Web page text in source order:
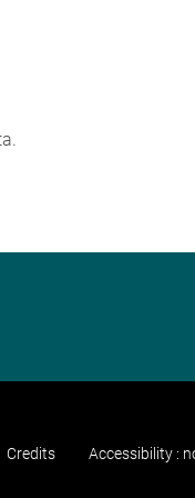
Credits Accessibility :